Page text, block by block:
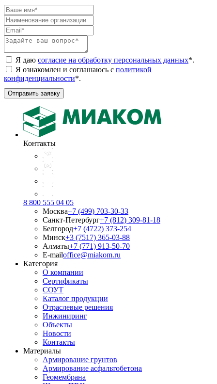
Я даю согласие на обработку персональных данных*.
Я ознакомлен и соглашаюсь с политикой
конфиденциальности*.
Отправить заявку
Контакты
8 800 555 04 05
Москва+7 (499) 703-30-33
Санкт-Петербург+7 (812) 309-81-18
Белгород+7 (4722) 373-254
Минск+3 (7517) 365-03-88
Алматы+7 (771) 913-50-70
E-mailoffice@miakom.ru
Категория
О компании
Сертификаты
СОУТ
Каталог продукции
Отраслевые решения
Инжиниринг
Объекты
Новости
Контакты
Материалы
Армирование грунтов
Армирование асфальтобетона
Геомембрана